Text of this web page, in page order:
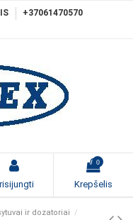
+37061470570
0
Krepšelis
ir dozatoriai